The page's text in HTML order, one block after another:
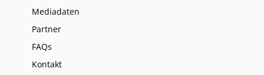
Mediadaten
Partner
FAQs
Kontakt